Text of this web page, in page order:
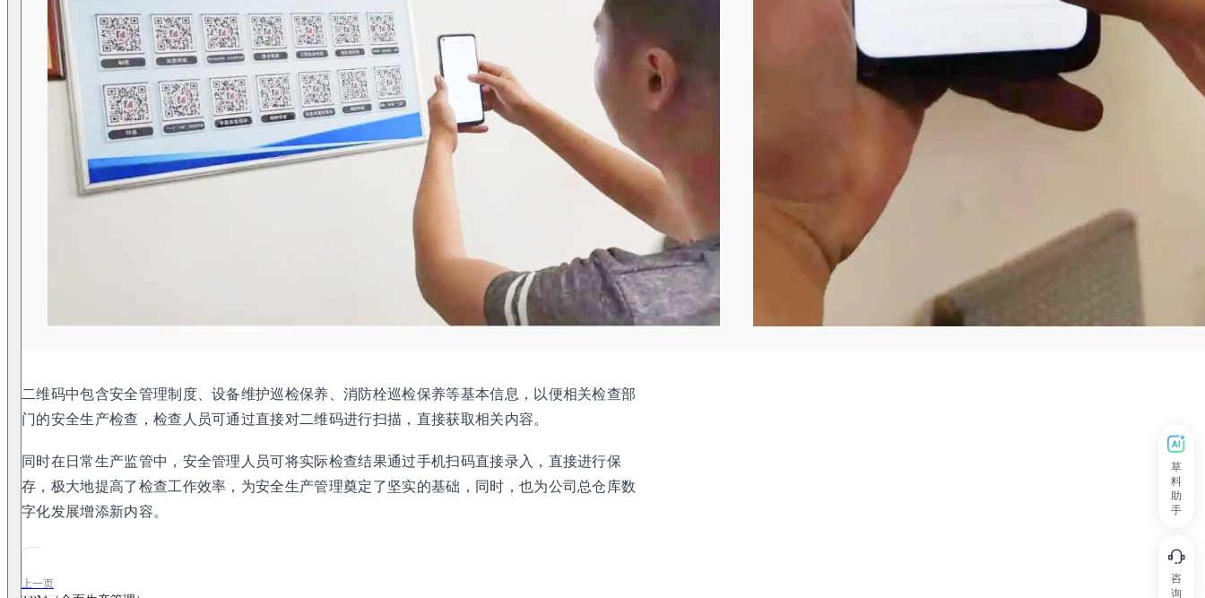
二维码中包含安全管理制度、设备维护巡检保养、消防栓巡检保养等基本信息，以便相关检查部
门的安全生产检查，检查人员可通过直接对二维码进行扫描，直接获取相关内容。
同时在日常生产监管中，安全管理人员可将实际检查结果通过手机扫码直接录入，直接进行保
存，极大地提高了检查工作效率，为安全生产管理奠定了坚实的基础，同时，也为公司总仓库数
字化发展增添新内容。
上一页
草
料
助
手
咨
询